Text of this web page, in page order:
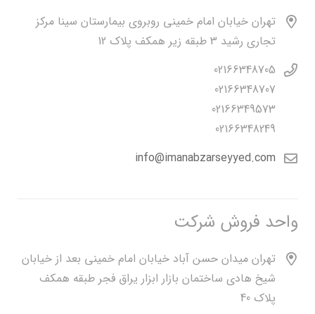
تهران خیابان امام خمینی روبروی بیمارستان سینا مرکز
تجاری رشید 3 طبقه زیر همکف پلاک 12
02166348705
02166348707
02166349573
02166348249
info@imanabzarseyyed.com
واحد فروش شرکت
تهران میدان حسن آباد خیابان امام خمینی بعد از خیابان
شیخ هادی ساختمان بازار ابزار یراق فجر طبقه همکف
پلاک 40